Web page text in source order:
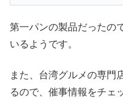
第一パンの製品だったの
いるようです。
また、台湾グルメの専門
るので、催事情報をチェ